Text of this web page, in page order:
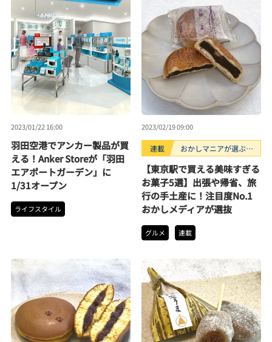
2023/01/22 16:00
羽田空港でアンカー製品が買
える！Anker Storeが「羽田
エアポートガーデン」に
1/31オープン
ライフスタイル
2023/02/19 09:00
連載
おかしマニアが選ぶお
【東京駅で買える美味すぎる
お菓子5選】出張や帰省、旅
行の手土産に！注目度No.1
おかしメディアが選抜
グルメ 連載